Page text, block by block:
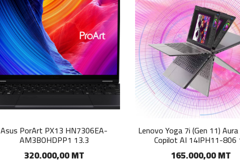
Asus PorArt PX13 HN7306EA-
AM3BOHDPP1 13.3
320.000,00 MT
Lenovo Yoga 7i (Gen 11)
Copilot AI 14IPH11-806
165.000,00 MT